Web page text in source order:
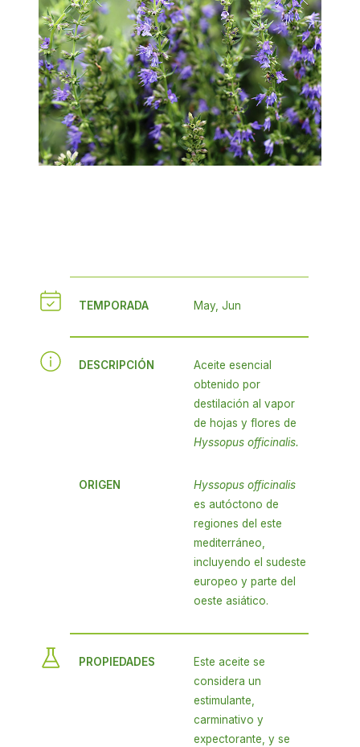
TEMPORADA May, Jun
DESCRIPCIÓN
Aceite esencial
obtenido por
destilación al vapor
de hojas y flores de
Hyssopus officinalis.
ORIGEN
Hyssopus officinalis
es autóctono de
regiones del este
mediterráneo,
incluyendo el sudeste
europeo y parte del
oeste asiático.
PROPIEDADES
Este aceite se
considera un
estimulante,
carminativo y
expectorante, y se